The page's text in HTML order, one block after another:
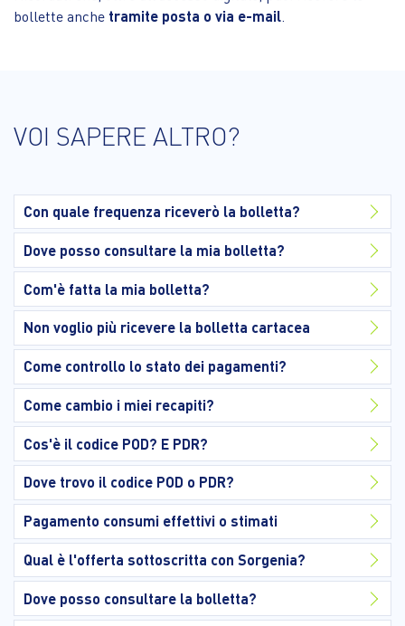
bollette anche tramite posta o via e-mail
VOI SAPERE ALTRO?
Con quale frequenza riceverò la bolletta?
Dove posso consultare la mia bolletta?
Com'è fatta la mia bolletta?
Non voglio più ricevere la bolletta cartacea
Come controllo lo stato dei pagamenti?
Come cambio i miei recapiti?
Cos'è il codice POD? E PDR?
Dove trovo il codice POD o PDR?
Pagamento consumi effettivi o stimati
Qual è l'offerta sottoscritta con Sorgenia?
Dove posso consultare la bolletta?